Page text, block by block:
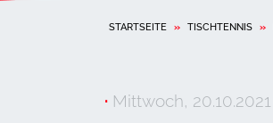
STARTSEITE » TISCHTENNIS »
· Mittwoch, 20.10.2021